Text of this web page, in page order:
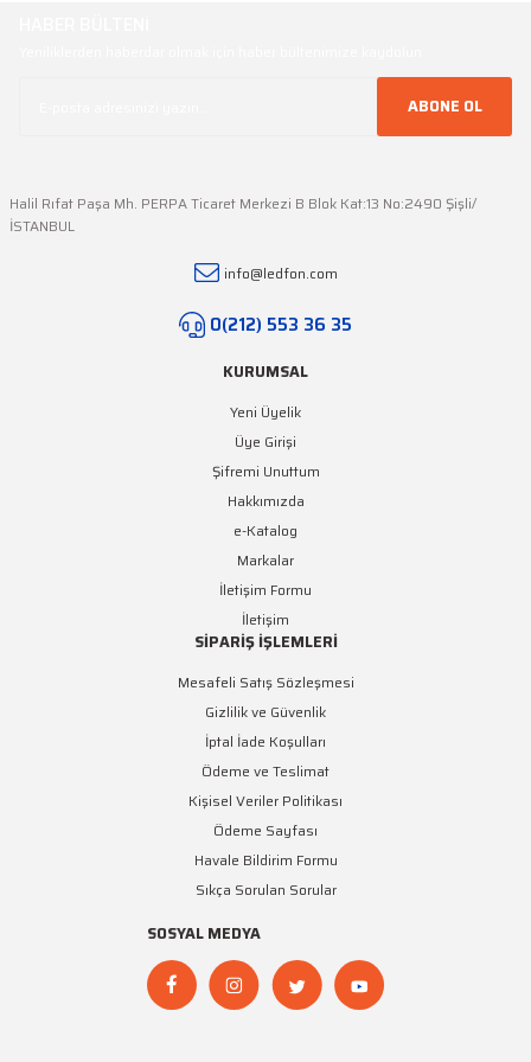
Gönder
ABONE OL
Halil Rıfat Paşa Mh. PERPA Ticaret Merkezi B Blok Kat:13 No:2490 Şişli/
İSTANBUL
info@ledfon.com
0(212) 553 36 35
KURUMSAL
Yeni Üyelik
Üye Girişi
Şifremi Unuttum
Hakkımızda
e-Katalog
Markalar
İletişim Formu
İletişim
SİPARİŞ İŞLEMLERİ
Mesafeli Satış Sözleşmesi
Gizlilik ve Güvenlik
İptal İade Koşulları
Ödeme ve Teslimat
Kişisel Veriler Politikası
Ödeme Sayfası
Havale Bildirim Formu
Sıkça Sorulan Sorular
SOSYAL MEDYA